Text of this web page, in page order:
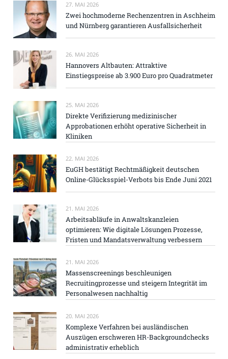
27. MAI 2026
Zwei hochmoderne Rechenzentren in Aschheim
und Nürnberg garantieren Ausfallsicherheit
26. MAI 2026
Hannovers Altbauten: Attraktive
Einstiegspreise ab 3.900 Euro pro Quadratmeter
25. MAI 2026
Direkte Verifizierung medizinischer
Approbationen erhöht operative Sicherheit in
Kliniken
22. MAI 2026
EuGH bestätigt Rechtmäßigkeit deutschen
Online-Glücksspiel-Verbots bis Ende Juni 2021
21. MAI 2026
Arbeitsabläufe in Anwaltskanzleien
optimieren: Wie digitale Lösungen Prozesse,
Fristen und Mandatsverwaltung verbessern
21. MAI 2026
Massenscreenings beschleunigen
Recruitingprozesse und steigern Integrität im
Personalwesen nachhaltig
20. MAI 2026
Komplexe Verfahren bei ausländischen
Auszügen erschweren HR-Backgroundchecks
administrativ erheblich